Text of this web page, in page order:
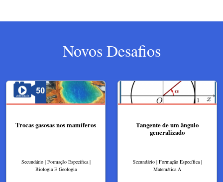
Novos Desafios
Trocas gasosas nos mamíferos
Secundário | Formação Específica |
Biologia E Geologia
Tangente de um ângulo
generalizado
Secundário | Formação Específica |
Matemática A